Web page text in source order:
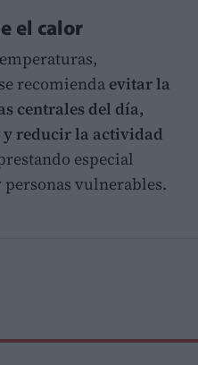
el calor
recomienda evitar la
centrales del día,
reducir la actividad
especial
vulnerables.